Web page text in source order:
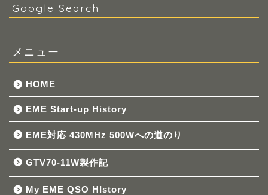
Google Search
メニュー
HOME
EME Start-up History
EME対応 430MHz 500Wへの道のり
GTV70-11W製作記
My EME QSO HIstory